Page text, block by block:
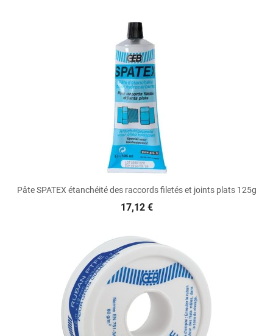
Pâte SPATEX étanchéité des raccords filetés et joints plats 125g
17,12 €